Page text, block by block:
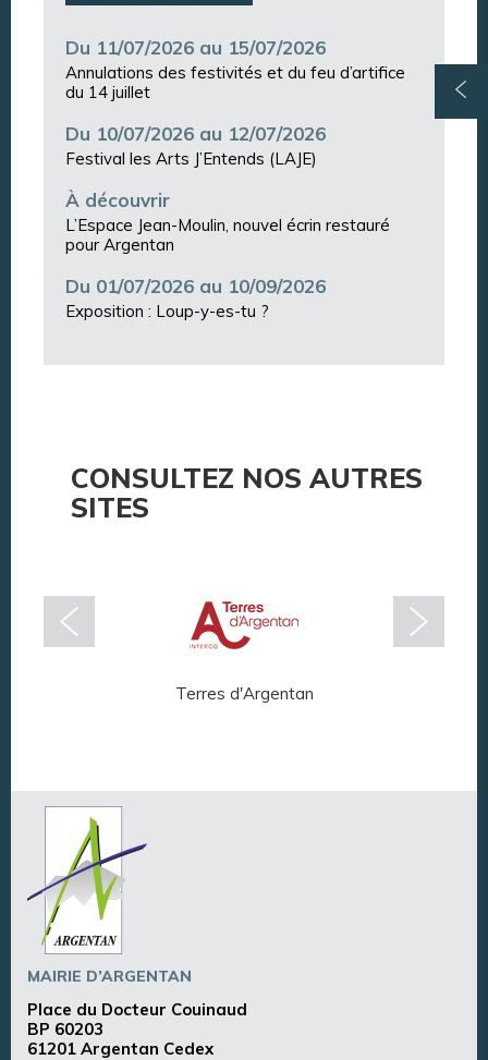
Du 11/07/2026 au 15/07/2026
Annulations des festivités et du feu d’artifice
du 14 juillet
Du 10/07/2026 au 12/07/2026
Festival les Arts J’Entends (LAJE)
À découvrir
L’Espace Jean-Moulin, nouvel écrin restauré
pour Argentan
Du 01/07/2026 au 10/09/2026
Exposition : Loup-y-es-tu ?
CONSULTEZ NOS AUTRES
SITES
Terres d'Argentan
MAIRIE D’ARGENTAN
Place du Docteur Couinaud
BP 60203
61201 Argentan Cedex